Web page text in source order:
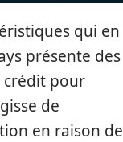
qui en
présente des
crédit pour
de
en raison de